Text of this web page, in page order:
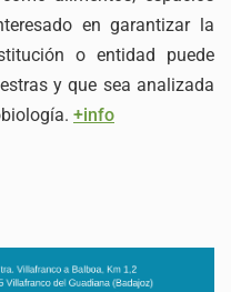
en garantizar la
o entidad puede
y que sea analizada
+info